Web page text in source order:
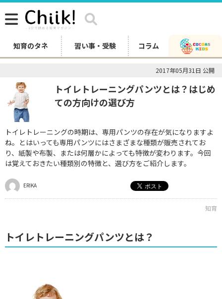
知育のタネ 習い事・受験 コラム
2017年05月31日 公開
トイレトレーニングパンツとは？はじめ
ての方向けの選び方
トイレトレーニングの時期は、専用パンツの存在が気になりますよ
ね。とはいっても専用パンツにはさまざまな種類が販売されてお
り、紙製や布製、または何層かによっても特徴が変わります。今回
は覚えておきたい種類別の特徴と、選び方をご紹介します。
ERIKA
知育
トイレトレーニングパンツとは？